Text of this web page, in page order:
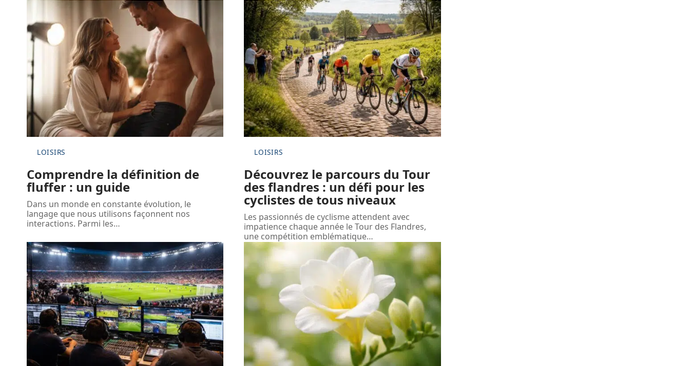
LOISIRS
Comprendre la définition de
fluffer : un guide
Dans un monde en constante évolution, le
langage que nous utilisons façonnent nos
interactions. Parmi les…
LOISIRS
Découvrez le parcours du Tour
des flandres : un défi pour les
cyclistes de tous niveaux
Les passionnés de cyclisme attendent avec
impatience chaque année le Tour des Flandres,
une compétition emblématique…